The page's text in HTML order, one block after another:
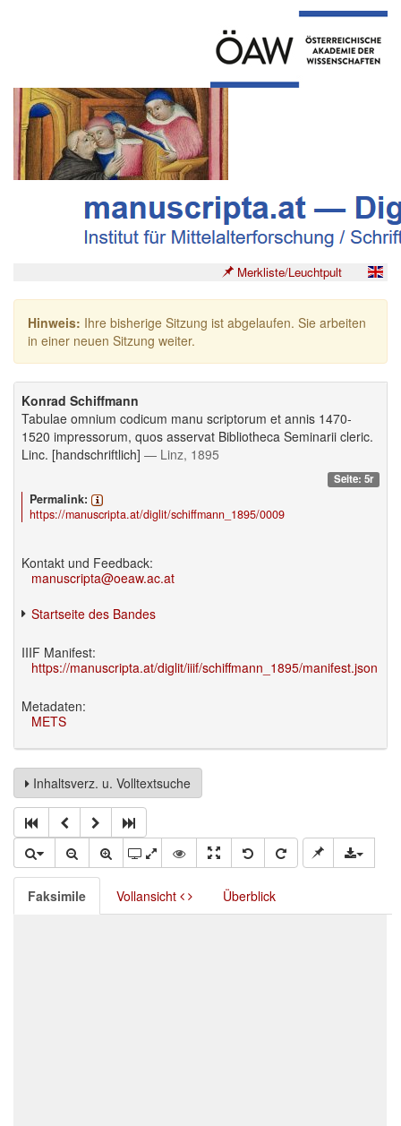
Merkliste/Leuchtpult
Hinweis: Ihre bisherige Sitzung ist abgelaufen. Sie arbeiten
in einer neuen Sitzung weiter.
Konrad Schiffmann
Tabulae omnium codicum manu scriptorum et annis 1470-
1520 impressorum, quos asservat Bibliotheca Seminarii cleric.
Linc. [handschriftlich] — Linz, 1895
Seite: 5r
Permalink:
https://manuscripta.at/diglit/schiffmann_1895/0009
Kontakt und Feedback:
manuscripta@oeaw.ac.at
Startseite des Bandes
IIIF Manifest:
https://manuscripta.at/diglit/iiif/schiffmann_1895/manifest.json
Metadaten:
METS
Inhaltsverz. u. Volltextsuche
Faksimile Vollansicht Überblick